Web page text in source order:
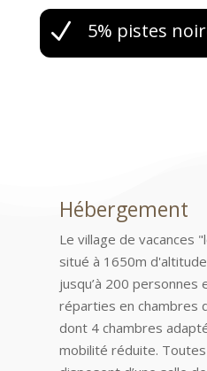
N 5% pistes
Hébergement
Le village de vacances
situé à 1650m
jusqu’à 200 personnes
réparties en chambres
dont 4 chambres
mobilité réduite.